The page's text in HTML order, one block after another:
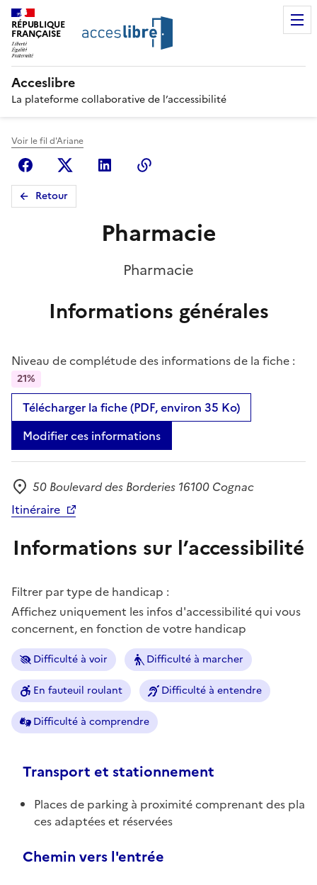
RÉPUBLIQUE
FRANÇAISE
Acceslibre
La plateforme collaborative de l’accessibilité
Voir le fil d'Ariane
FacebookX (anciennement Twitter)
Linkedin
Retour
Pharmacie
Pharmacie
Informations générales
Niveau de complétude des informations de la fiche :
21%
Télécharger la fiche (PDF, environ 35 Ko)
Modifier ces informations
Adresse
50 Boulevard des Borderies 16100 Cognac
Itinéraire
Informations sur l’accessibilité
Filtrer par type de handicap :
Affichez uniquement les infos d'accessibilité qui vous
concernent, en fonction de votre handicap
Difficulté à voir Difficulté à marcher
En fauteuil roulant Difficulté à entendre
Difficulté à comprendre
Transport et stationnement
Places de parking à proximité comprenant des pla
ces adaptées et réservées
Chemin vers l'entrée